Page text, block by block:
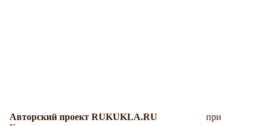
Авторский проект RUKUKLA.RU
при